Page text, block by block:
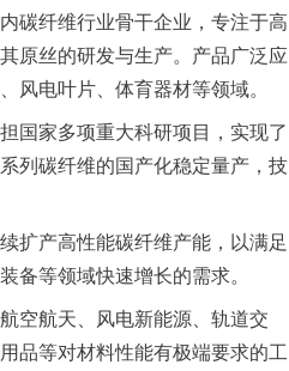
碳纤维行业骨干企业，专注于高
原丝的研发与生产。产品广泛应
风电叶片、体育器材等领域。
国家多项重大科研项目，实现了
列碳纤维的国产化稳定量产，技
扩产高性能碳纤维产能，以满足
备等领域快速增长的需求。
空航天、风电新能源、轨道交
品等对材料性能有极端要求的工